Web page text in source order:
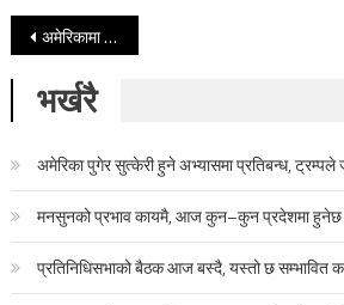
Post navigation
अमेरिकामा भीषण हिमआँधी : तीन जनाको मृत्यु, १० लाख घरमा अन्धकार
भर्खरै
अमेरिका पुगेर सुत्केरी हुने अभ्यासमा प्रतिबन्ध, ट्रम्पले
मनसुनको प्रभाव कायमै, आज कुन–कुन प्रदेशमा हुनेछ
प्रतिनिधिसभाको बैठक आज बस्दै, यस्तो छ सम्भावित